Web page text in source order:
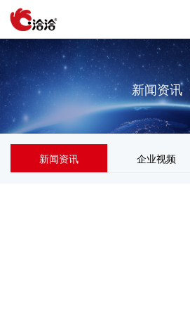
新闻资讯
新闻资讯 企业视频